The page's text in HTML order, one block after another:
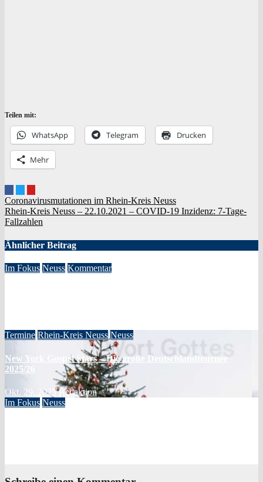
Teilen mit:
Whats­App Tele­gram Dru­cken
Mehr
Beitragsnavigation
Coronavirusmutationen im Rhein-Kreis Neuss
Rhein-Kreis Neuss – 22.10.2021 – COVID-19 Inzidenz: 7‑Tage-
Fallzahlen
Ähnlicher Beitrag
Im Fokus Neuss Kommentar
Termine Rhein-Kreis Neuss Neuss
New York Gospel Stars – Die große Deutschlandtournee
2025/26
Okt. 29, 2025 Redaktion
Im Fokus Neuss